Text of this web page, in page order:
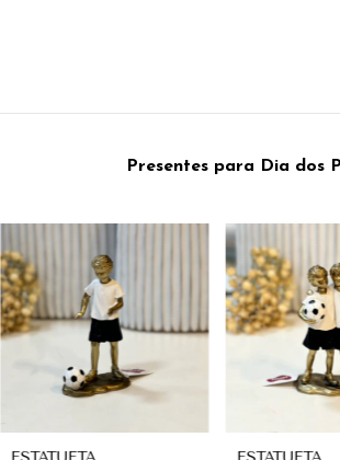
Presentes para Dia dos